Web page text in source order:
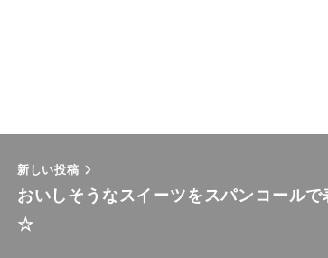
新しい投稿
おいしそうなスイーツをスパンコールで
☆